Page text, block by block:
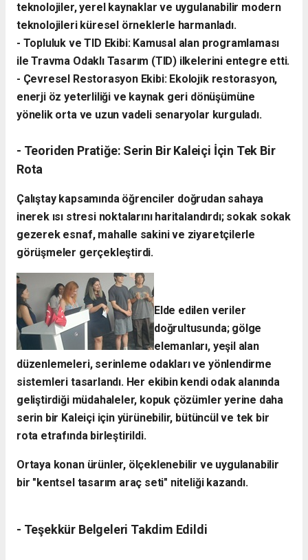
teknolojiler, yerel kaynaklar ve uygulanabilir modern
teknolojileri küresel örneklerle harmanladı.
​- Topluluk ve TID Ekibi: Kamusal alan programlaması
ile Travma Odaklı Tasarım (TID) ilkelerini entegre etti.
- ​Çevresel Restorasyon Ekibi: Ekolojik restorasyon,
enerji öz yeterliliği ve kaynak geri dönüşümüne
yönelik orta ve uzun vadeli senaryolar kurguladı.
- ​Teoriden Pratiğe: Serin Bir Kaleiçi İçin Tek Bir
Rota
​Çalıştay kapsamında öğrenciler doğrudan sahaya
inerek ısı stresi noktalarını haritalandırdı; sokak sokak
gezerek esnaf, mahalle sakini ve ziyaretçilerle
görüşmeler gerçekleştirdi.
Elde edilen veriler
doğrultusunda; gölge
elemanları, yeşil alan
düzenlemeleri, serinleme odakları ve yönlendirme
sistemleri tasarlandı. Her ekibin kendi odak alanında
geliştirdiği müdahaleler, kopuk çözümler yerine daha
serin bir Kaleiçi için yürünebilir, bütüncül ve tek bir
rota etrafında birleştirildi.
Ortaya konan ürünler, ölçeklenebilir ve uygulanabilir
bir "kentsel tasarım araç seti" niteliği kazandı.
- ​Teşekkür Belgeleri Takdim Edildi